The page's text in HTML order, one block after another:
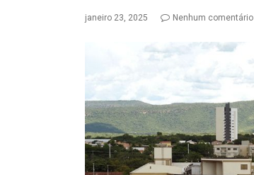
janeiro 23, 2025 Nenhum comentário